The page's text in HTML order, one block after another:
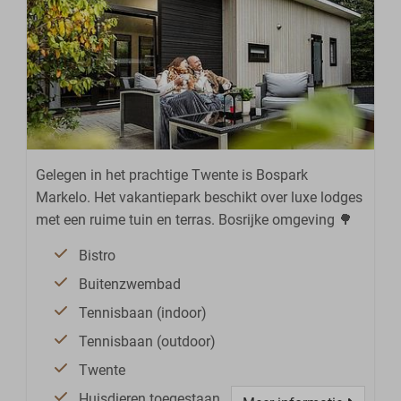
Gelegen in het prachtige Twente is Bospark
Markelo. Het vakantiepark beschikt over luxe lodges
met een ruime tuin en terras. Bosrijke omgeving 🌳
Bistro
Buitenzwembad
Tennisbaan (indoor)
Tennisbaan (outdoor)
Twente